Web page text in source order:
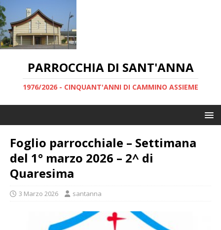
PARROCCHIA DI SANT'ANNA
1976/2026 - CINQUANT'ANNI DI CAMMINO ASSIEME
Foglio parrocchiale – Settimana
del 1° marzo 2026 – 2^ di
Quaresima
3 Marzo 2026 santanna